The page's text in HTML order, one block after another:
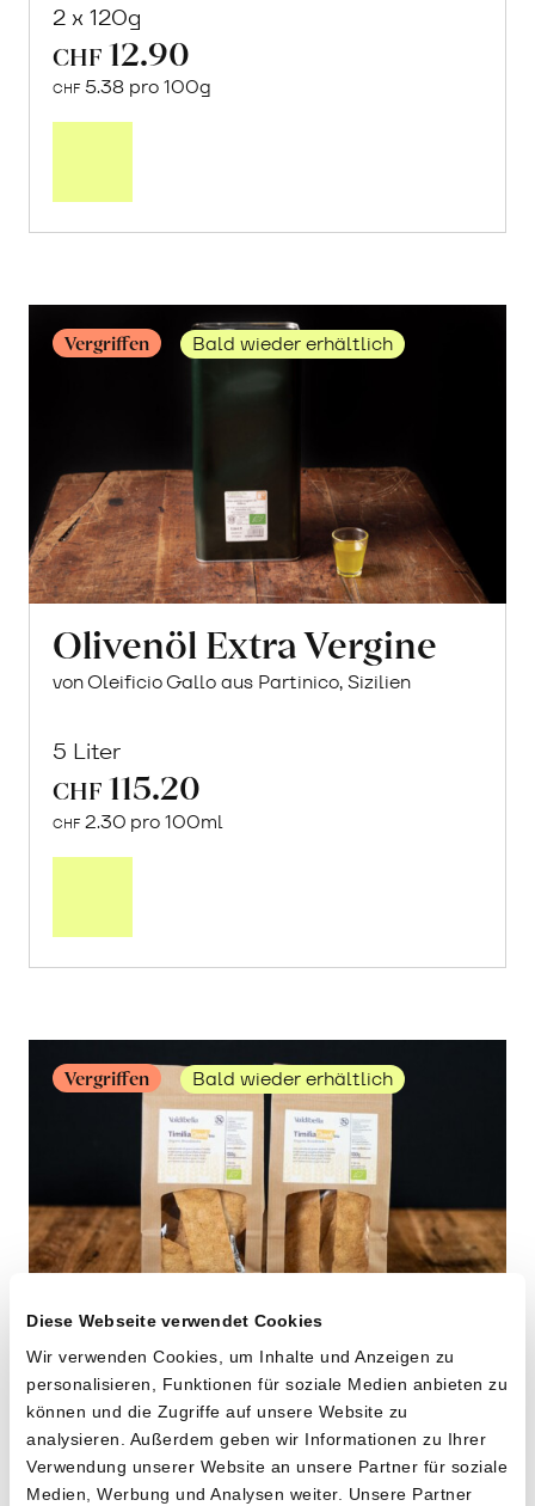
Diese Webseite verwendet Cookies
Wir verwenden Cookies, um Inhalte und Anzeigen zu
personalisieren, Funktionen für soziale Medien anbieten zu
können und die Zugriffe auf unsere Website zu
analysieren. Außerdem geben wir Informationen zu Ihrer
Verwendung unserer Website an unsere Partner für soziale
Medien, Werbung und Analysen weiter. Unsere Partner
2 x 120g
CHF 12.90
CHF 5.38 pro 100g
Olivenöl
Vergriffen Bald wieder erhältlich
Olivenöl Extra Vergine
von Oleificio Gallo aus Partinico, Sizilien
5 Liter
CHF 115.20
CHF 2.30 pro 100ml
Vergine
Vergriffen Bald wieder erhältlich
Crock aus «Timilia»
Hartweizen
von Cooperativa Valdibella aus Camporeale,
Sizilien